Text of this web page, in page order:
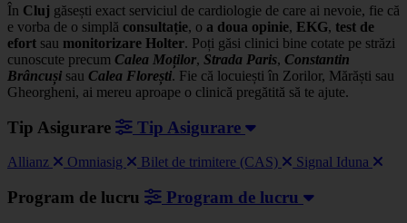
În Cluj găsești exact serviciul de cardiologie de care ai nevoie, fie că
e vorba de o simplă consultație, o a doua opinie, EKG, test de
efort sau monitorizare Holter. Poți găsi clinici bine cotate pe străzi
cunoscute precum Calea Moților, Strada Paris, Constantin
Brâncuși sau Calea Florești. Fie că locuiești în Zorilor, Mărăști sau
Gheorgheni, ai mereu aproape o clinică pregătită să te ajute.
Tip Asigurare Tip Asigurare
Allianz Omniasig Bilet de trimitere (CAS) Signal Iduna
Program de lucru Program de lucru